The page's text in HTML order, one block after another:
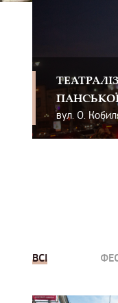
вул. О.
ВСІ